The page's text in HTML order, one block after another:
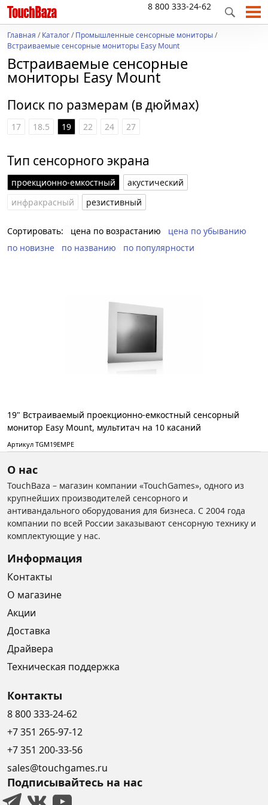
8 800 333-24-62
Главная /Каталог/Промышленные сенсорные мониторы/
Встраиваемые сенсорные мониторы Easy Mount
Встраиваемые сенсорные
мониторы Easy Mount
Поиск по размерам (в дюймах)
17 18.5 19 22 24 27
Тип сенсорного экрана
проекционно-емкостный
акустический
инфракрасный
резистивный
Сортировать: цена по возрастанию
цена по убыванию
по новизне
по названию по популярности
19" Встраиваемый проекционно-емкостный сенсорный
монитор Easy Mount, мультитач на 10 касаний
Артикул TGM19EMPE
О нас
TouchBaza – магазин компании «TouchGames», одного из
крупнейших производителей сенсорного и
антивандального оборудования для бизнеса. С 2004 года
компании по всей России заказывают сенсорную технику и
комплектующие у нас.
Информация
Контакты
О магазине
Акции
Доставка
Драйвера
Техническая поддержка
Контакты
8 800 333-24-62
+7 351 265-97-12
+7 351 200-33-56
sales@touchgames.ru
Подписывайтесь на нас